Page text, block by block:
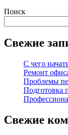
Поиск
Свежие
С чего
Ремонт
Проблемы
Подготовка
Свежие